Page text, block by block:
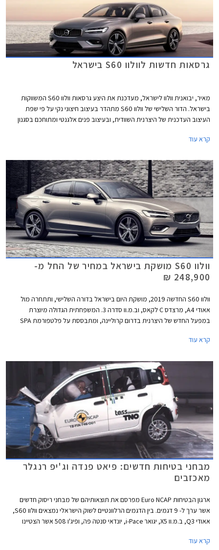
גרסאות חדשות לוולוו S60 בישראל
מאיר, יבואנית וולוו לישראל, מעדכנת את היצע גרסאות וולוו S60 המשווקות
בישראל. הדור השלישי של וולוו S60 מתהדר בעיצוב חיצוני נקי על פי שפת
העיצוב העדכנית של היצרנית השוודית, ובעיצוב פנים אלגנטי ומתוחכם בסגנון
העדכון הנוכחי חל דווקא בגרסאות הבנזין.
קרא עוד
וולוו S60 מושקת בישראל במחיר של החל מ-
248,900 ₪
וולוו S60 החדשה 2019, מושקת היום בישראל בדורה השלישי, ותתחרה מול
אאודי A4, מרצדס C לקאס, וב.מ.וו סדרה 3. המשפחתית הגדולה מיוצרת
במפעל החדש של היצרנית בדרום קרוליינה, ומתבססת על פלטפורמת SPA
קרא עוד
מבחני בטיחות חדשים: פיאט פנדה וג'יפ רנגלר
מאכזבים
ארגון הבטיחות Euro NCAP מפרסם את תוצאותיהם של מבחני ריסוק חדשים
אשר ערך ל- 9 דגמים. בין הדגמים הרלוונטיים לשוק הישראלי נמצאים וולוו S60,
אאודי Q3, ב.מ.וו X5, יגואר i-Pace, יונדאי סנטה פה, ופיג'ו 508 אשר הצטיינו
שהציגו ציונים נמוכים במיוחד.
קרא עוד